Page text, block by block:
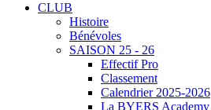
CLUB
Histoire
Bénévoles
SAISON 25 - 26
Effectif Pro
Classement
Calendrier 2025-2026
La BYERS Academy